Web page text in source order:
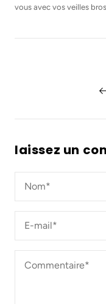
vous avec vos veilles
laissez un
*